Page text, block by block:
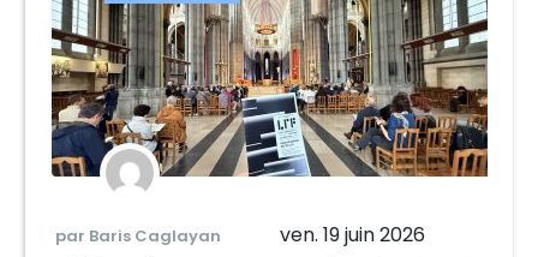
par Baris Caglayan ven. 19 juin 2026